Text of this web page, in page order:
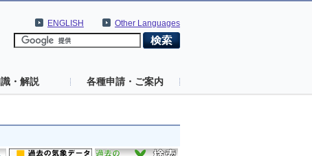
Other Languages
ENGLISH
・解説 各種申請・ご案内